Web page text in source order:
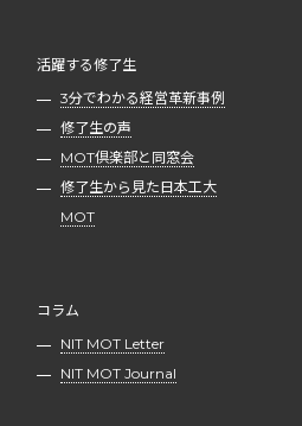
活躍する修了生
3分でわかる経営革新事例
修了生の声
MOT倶楽部と同窓会
修了生から見た日本工大
MOT
コラム
NIT MOT Letter
NIT MOT Journal